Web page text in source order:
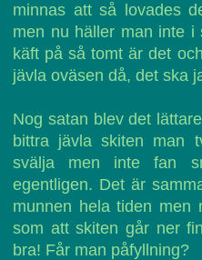
minnas att så lovades
men nu häller man inte
käft på så tomt är det
jävla oväsen då, det ska
Nog satan blev det
bittra jävla skiten man
svälja men inte fan
egentligen. Det är
munnen hela tiden men
som att skiten går ner
bra! Får man påfyllning?